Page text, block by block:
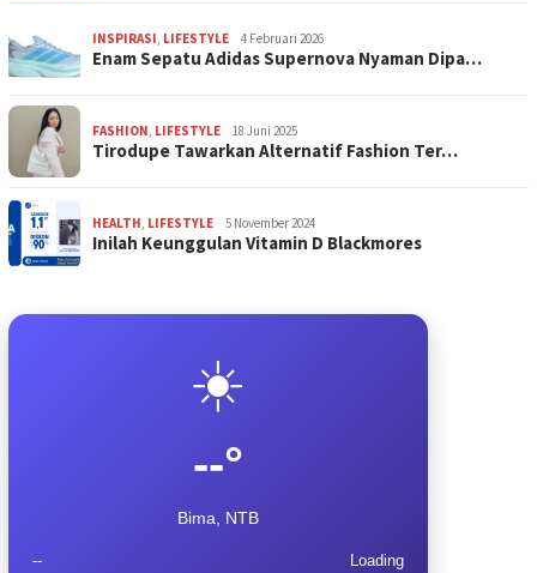
INSPIRASI, LIFESTYLE 4 Februari 2026
Enam Sepatu Adidas Supernova Nyaman Dipa…
FASHION, LIFESTYLE 18 Juni 2025
Tirodupe Tawarkan Alternatif Fashion Ter…
HEALTH, LIFESTYLE 5 November 2024
Inilah Keunggulan Vitamin D Blackmores
☀️
--°
Bima, NTB
-- Loading